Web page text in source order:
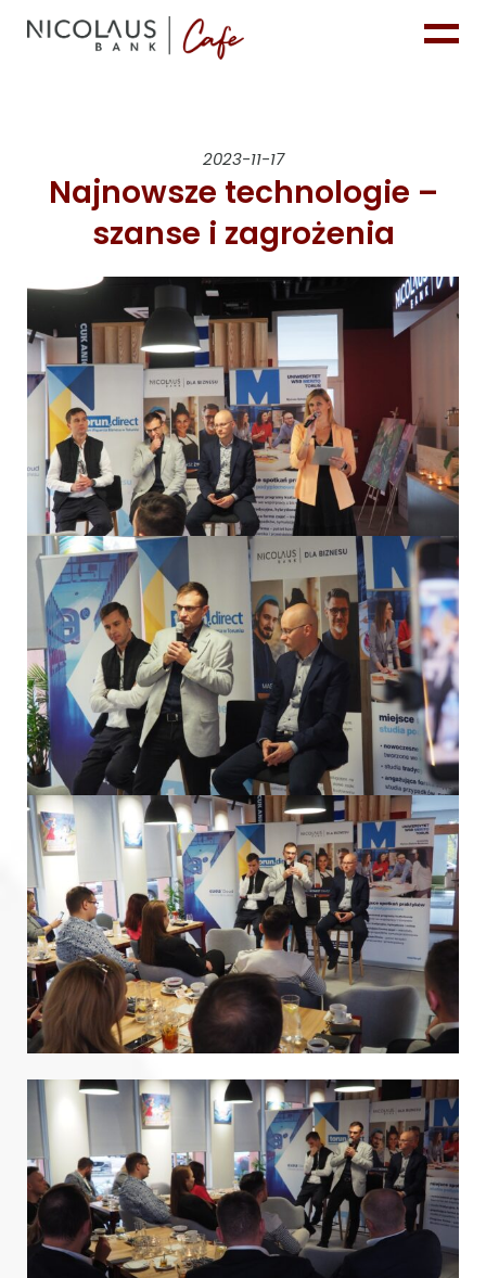
2023-11-17
Najnowsze technologie –
szanse i zagrożenia